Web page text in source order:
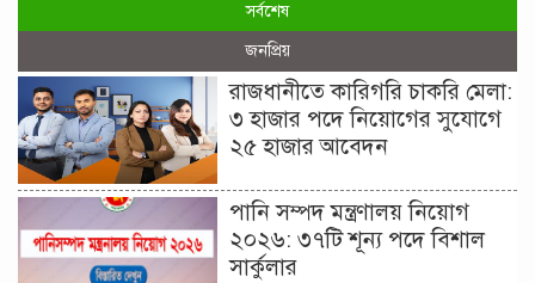
সর্বশেষ
জনপ্রিয়
রাজধানীতে কারিগরি চাকরি মেলা:
৩ হাজার পদে নিয়োগের সুযোগে
২৫ হাজার আবেদন
পানি সম্পদ মন্ত্রণালয় নিয়োগ
২০২৬: ৩৭টি শূন্য পদে বিশাল
সার্কুলার